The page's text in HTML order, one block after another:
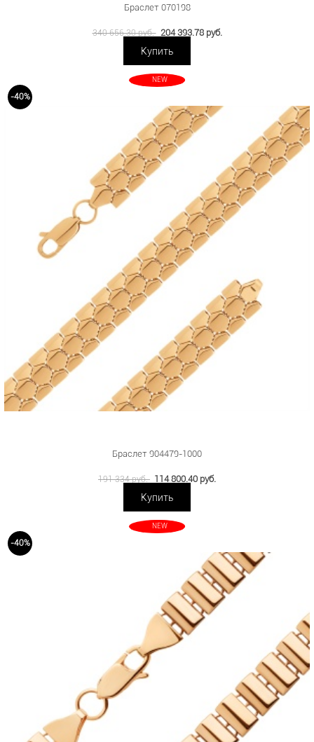
Браслет 070198
340 656.30 руб. 204 393.78 руб.
Купить
-40%
NEW
Браслет 904479-1000
191 334 руб. 114 800.40 руб.
Купить
-40%
NEW